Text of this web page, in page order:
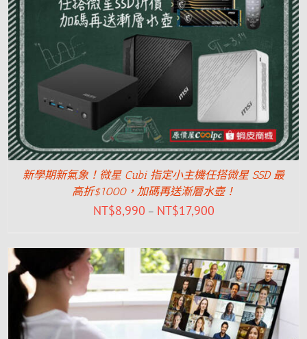
新學期新氣象！微星 Cubi 指定小主機任搭微星 SSD 最
高折$1000，加碼再送漸層水壺！
NT$8,990 – NT$17,900